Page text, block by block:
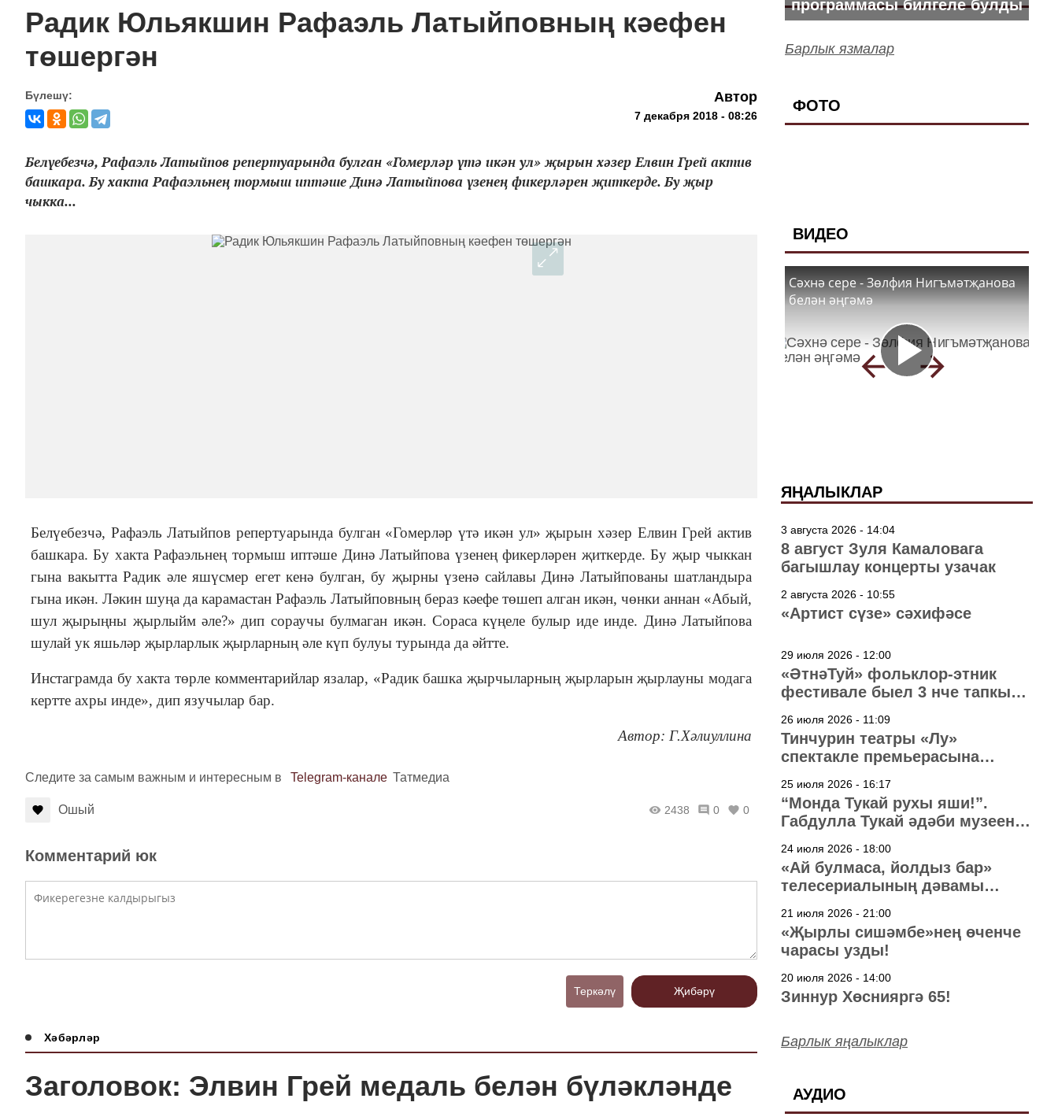
Радик Юльякшин Рафаэль Латыйповның кәефен
төшергән
Бүлешү: Автор
7 декабря 2018 - 08:26
Белүебезчә, Рафаэль Латыйпов репертуарында булган «Гомерләр үтә икән ул» җырын хәзер Елвин Грей актив
башкара. Бу хакта Рафаэльнең тормыш иптәше Динә Латыйпова үзенең фикерләрен җиткерде. Бу җыр
чыкка...
Белүебезчә, Рафаэль Латыйпов репертуарында булган «Гомерләр үтә икән ул» җырын хәзер Елвин Грей актив
башкара. Бу хакта Рафаэльнең тормыш иптәше Динә Латыйпова үзенең фикерләрен җиткерде. Бу җыр чыккан
гына вакытта Радик әле яшүсмер егет кенә булган, бу җырны үзенә сайлавы Динә Латыйпованы шатландыра
гына икән. Ләкин шуңа да карамастан Рафаэль Латыйповның бераз кәефе төшеп алган икән, чөнки аннан «Абый,
шул җырыңны җырлыйм әле?» дип сораучы булмаган икән. Сораса күңеле булыр иде инде. Динә Латыйпова
шулай ук яшьләр җырларлык җырларның әле күп булуы турында да әйтте.
Инстаграмда бу хакта төрле комментарийлар язалар, «Радик башка җырчыларның җырларын җырлауны модага
кертте ахры инде», дип язучылар бар.
Автор: Г.Хәлиуллина
Следите за самым важным и интересным в Telegram-канале Татмедиа
Ошый 2438 0 0
Комментарий юк
Теркәлү Җибәрү
Хәбәрләр
Заголовок: Элвин Грей медаль белән бүләкләнде
программасы билгеле булды
Барлык язмалар
ФОТО
ВИДЕО
Сәхнә сере - Зөлфия Нигъмәтҗанова
белән әңгәмә
ЯҢАЛЫКЛАР
3 августа 2026 - 14:04
8 август Зуля Камаловага
багышлау концерты узачак
2 августа 2026 - 10:55
«Артист сүзе» сәхифәсе
29 июля 2026 - 12:00
«ӘтнәТуй» фольклор-этник
фестивале быел 3 нче тапкыр
26 июля 2026 - 11:09
Тинчурин театры «Лу»
спектакле премьерасына
25 июля 2026 - 16:17
“Монда Тукай рухы яши!”.
Габдулла Тукай әдәби музеена
24 июля 2026 - 18:00
«Ай булмаса, йолдыз бар»
телесериалының дәвамы
21 июля 2026 - 21:00
«Җырлы сишәмбе»нең өченче
чарасы узды!
20 июля 2026 - 14:00
Зиннур Хөснияргә 65!
Барлык яңалыклар
АУДИО